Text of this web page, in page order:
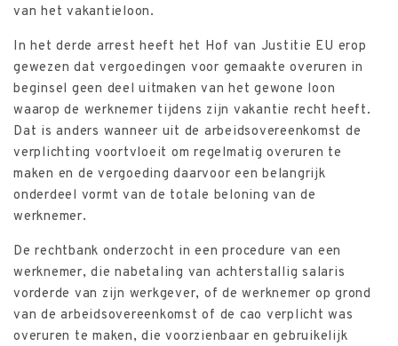
van het vakantieloon.
In het derde arrest heeft het Hof van Justitie EU erop
gewezen dat vergoedingen voor gemaakte overuren in
beginsel geen deel uitmaken van het gewone loon
waarop de werknemer tijdens zijn vakantie recht heeft.
Dat is anders wanneer uit de arbeidsovereenkomst de
verplichting voortvloeit om regelmatig overuren te
maken en de vergoeding daarvoor een belangrijk
onderdeel vormt van de totale beloning van de
werknemer.
De rechtbank onderzocht in een procedure van een
werknemer, die nabetaling van achterstallig salaris
vorderde van zijn werkgever, of de werknemer op grond
van de arbeidsovereenkomst of de cao verplicht was
overuren te maken, die voorzienbaar en gebruikelijk